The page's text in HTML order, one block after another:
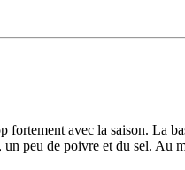
avec la saison. La
peu de poivre et du sel.